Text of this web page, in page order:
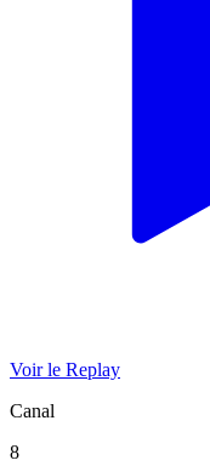
Voir le Replay
Canal
8